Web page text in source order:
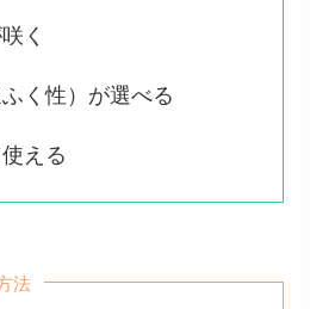
く
く性）が選べる
える
法